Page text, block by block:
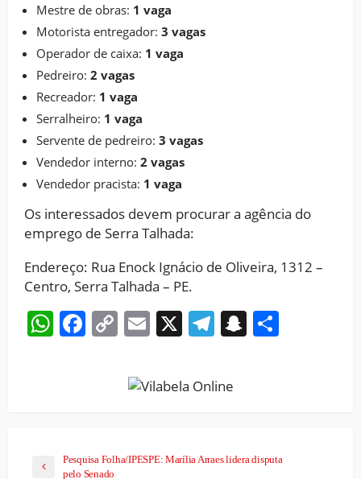
Mestre de obras: 1 vaga
Motorista entregador: 3 vagas
Operador de caixa: 1 vaga
Pedreiro: 2 vagas
Recreador: 1 vaga
Serralheiro: 1 vaga
Servente de pedreiro: 3 vagas
Vendedor interno: 2 vagas
Vendedor pracista: 1 vaga
Os interessados devem procurar a agência do
emprego de Serra Talhada:
Endereço: Rua Enock Ignácio de Oliveira, 1312 –
Centro, Serra Talhada – PE.
WhatsApp
Facebook
CopyEmail
X Telegram
Snapchat
Pesquisa Folha/IPESPE: Marília Arraes lidera disputa
pelo Senado